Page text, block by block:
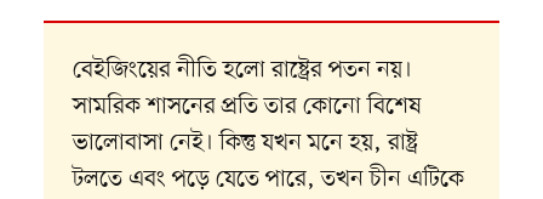
বেইজিংয়ের নীতি হলো রাষ্ট্রের পতন নয়।
সামরিক শাসনের প্রতি তার কোনো বিশেষ
ভালোবাসা নেই। কিন্তু যখন মনে হয়, রাষ্ট্র
টলতে এবং পড়ে যেতে পারে, তখন চীন এটিকে